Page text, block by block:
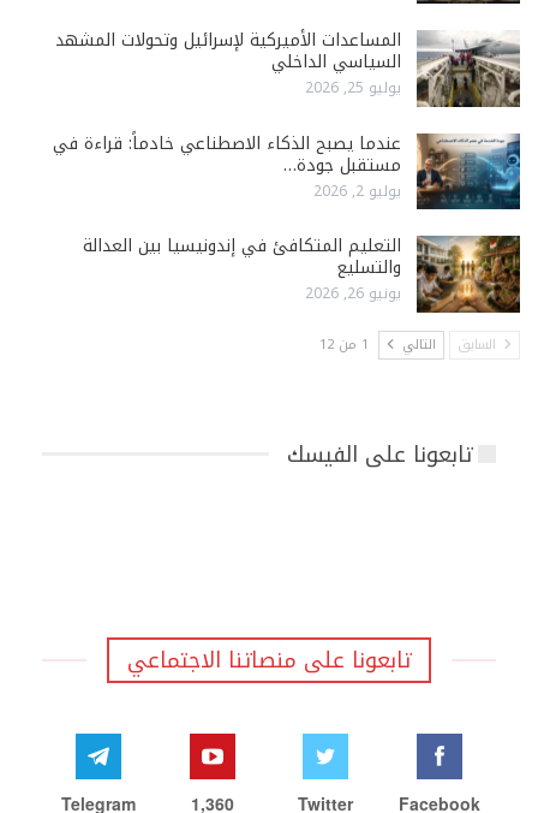
المساعدات الأميركية لإسرائيل وتحولات المشهد
السياسي الداخلي
يوليو 25, 2026
عندما يصبح الذكاء الاصطناعي خادماً: قراءة في
مستقبل جودة…
يوليو 2, 2026
التعليم المتكافئ في إندونيسيا بين العدالة
والتسليع
يونيو 26, 2026
السابق التالي 1 من 12
تابعونا على الفيسك
تابعونا على منصاتنا الاجتماعي
Facebook
Twitter
1,360
Telegram